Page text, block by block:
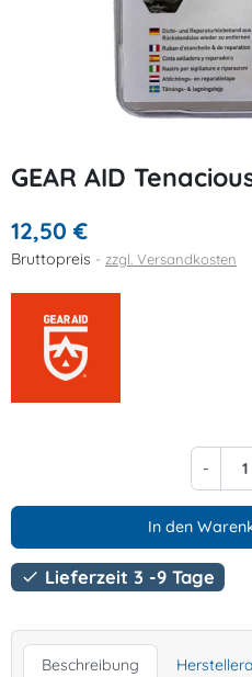
GEAR AID
12,50 €
Bruttopreis zzgl. Versandkosten
-
In den
 Lieferzeit 3 -9 Tage
Beschreibung